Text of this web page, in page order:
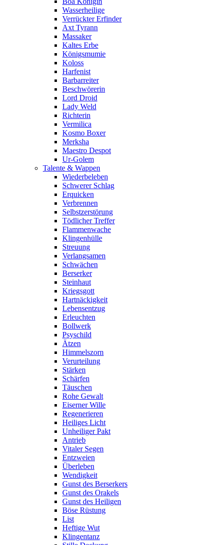
Wasserheilige
Verrückter Erfinder
Axt Tyrann
Massaker
Kaltes Erbe
Königsmumie
Koloss
Harfenist
Barbarreiter
Beschwörerin
Lord Droid
Lady Weld
Richterin
Vermilica
Kosmo Boxer
Merksha
Maestro Despot
Ur-Golem
Talente & Wappen
Wiederbeleben
Schwerer Schlag
Erquicken
Verbrennen
Selbstzerstörung
Tödlicher Treffer
Flammenwache
Klingenhülle
Streuung
Verlangsamen
Schwächen
Berserker
Steinhaut
Kriegsgott
Hartnäckigkeit
Lebensentzug
Erleuchten
Bollwerk
Psyschild
Ätzen
Himmelszorn
Verurteilung
Stärken
Schärfen
Täuschen
Rohe Gewalt
Eiserner Wille
Regenerieren
Heiliges Licht
Unheiliger Pakt
Antrieb
Vitaler Segen
Entzweien
Überleben
Wendigkeit
Gunst des Berserkers
Gunst des Orakels
Gunst des Heiligen
Böse Rüstung
List
Heftige Wut
Klingentanz